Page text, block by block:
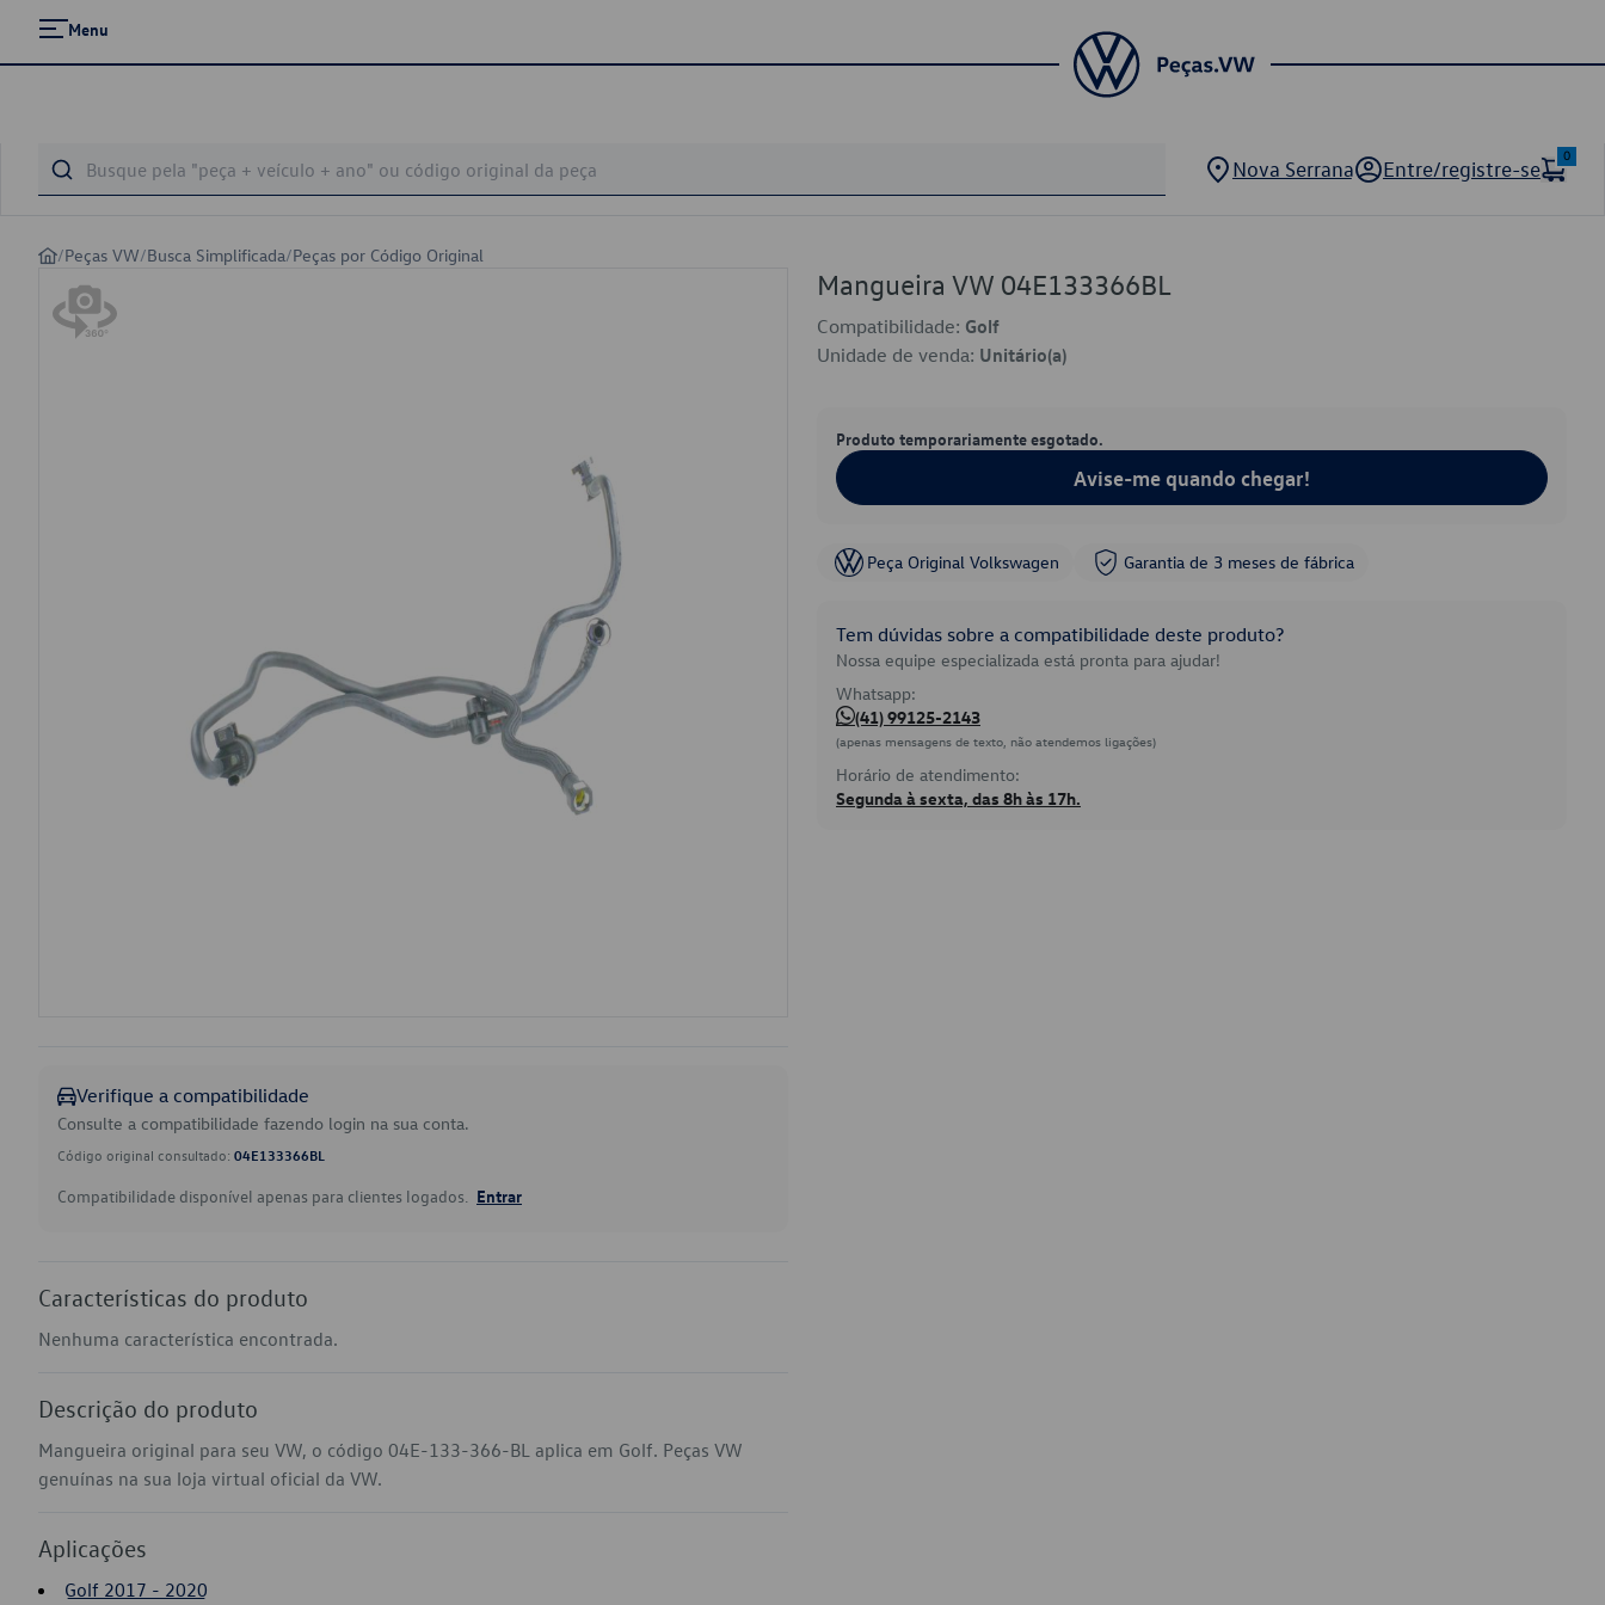
Menu
Nova Serrana Entre/registre-se
0
/Peças VW/Busca Simplificada/Peças por Código Original
Verifique a compatibilidade
Consulte a compatibilidade fazendo login na sua conta.
Código original consultado: 04E133366BL
Compatibilidade disponível apenas para clientes logados. Entrar
Características do produto
Nenhuma característica encontrada.
Descrição do produto
Mangueira original para seu VW, o código 04E-133-366-BL aplica em Golf. Peças VW
genuínas na sua loja virtual oficial da VW.
Aplicações
Golf 2017 - 2020
Mangueira VW 04E133366BL
Compatibilidade: Golf
Unidade de venda: Unitário(a)
Produto temporariamente esgotado.
Avise-me quando chegar!
Peça Original Volkswagen Garantia de 3 meses de fábrica
Tem dúvidas sobre a compatibilidade deste produto?
Nossa equipe especializada está pronta para ajudar!
Whatsapp:
(41) 99125-2143
(apenas mensagens de texto, não atendemos ligações)
Horário de atendimento:
Segunda à sexta, das 8h às 17h.